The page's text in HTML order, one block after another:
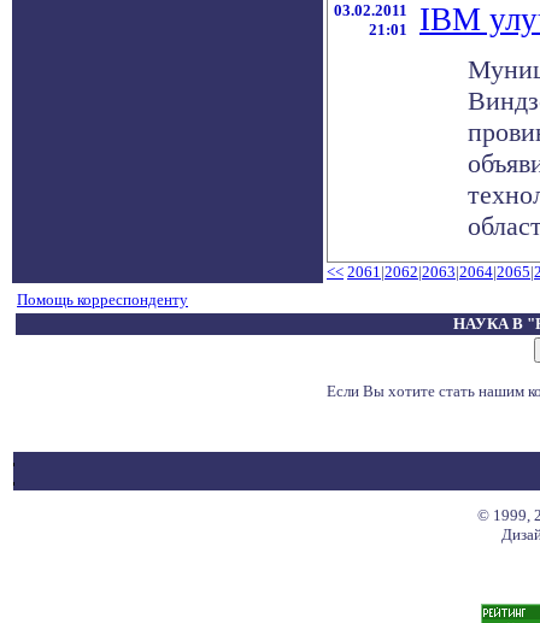
03.02.2011
21:01
IBM
<< 2061|2062|2063|2064|2065|
Помощь корреспонденту
НАУКА В
Если Вы хотите стать нашим
© 1999,